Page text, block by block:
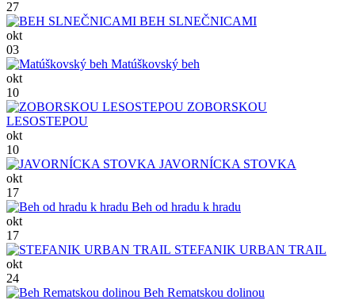
27
BEH SLNEČNICAMI
okt
03
Matúškovský beh
okt
10
ZOBORSKOU
LESOSTEPOU
okt
10
JAVORNÍCKA STOVKA
okt
17
Beh od hradu k hradu
okt
17
STEFANIK URBAN TRAIL
okt
24
Beh Rematskou dolinou